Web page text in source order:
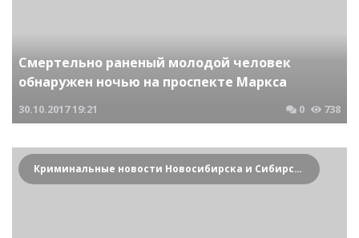
Смертельно раненый молодой человек
обнаружен ночью на проспекте Маркса
30.10.201719:21 0 738
Криминальные новости Новосибирска и Сибирского региона